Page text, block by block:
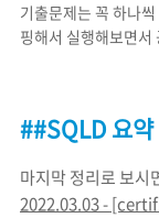
기출문제는 꼭 하나
핑해서 실행해보면서
##SQLD 요
마지막 정리로 보시
2022.03.03 -